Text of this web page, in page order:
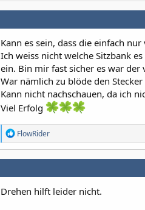
Kann es sein, dass die einfach
Ich weiss nicht welche Sitzbank
ein. Bin mir fast sicher es war der
War nämlich zu blöde den
Kann nicht nachschauen, da ich
Viel Erfolg
R
e
a
k
o
FlowRider
Drehen hilft leider nicht.